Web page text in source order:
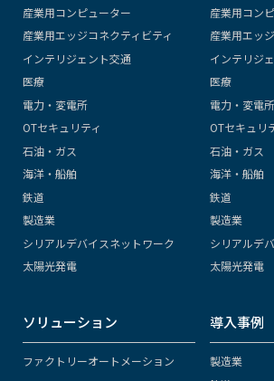
産業用コンピューター
産業用エッジコネクティビティ
インテリジェント交通
医療
電力・変電所
OTセキュリティ
石油・ガス
海洋・船舶
鉄道
製造業
シリアルデバイスネットワーク
太陽光発電
産業用コン
産業用エッ
インテリジ
医療
電力・変電所
OTセキュリ
石油・ガス
海洋・船舶
鉄道
製造業
シリアルデ
太陽光発電
ソリューション
ファクトリーオートメーション
導入事例
製造業